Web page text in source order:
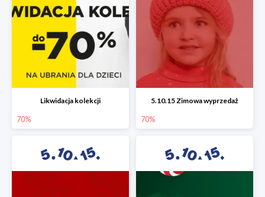
Likwidacja kolekcji
70%
5.10.15 Zimowa wyprzedaż
70%